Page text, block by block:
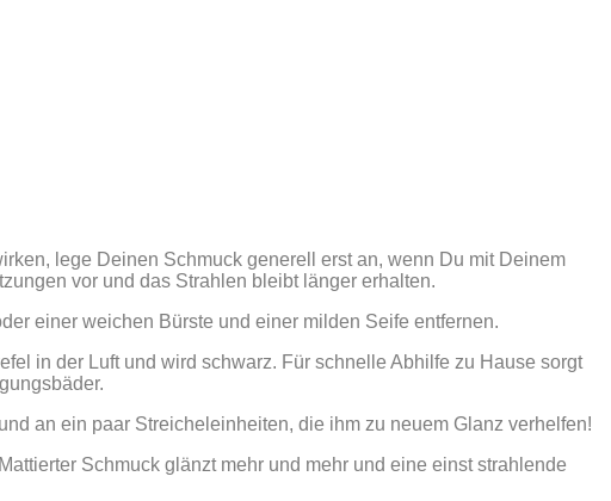
lege Deinen Schmuck generell erst an, wenn Du mit Deinem
vor und das Strahlen bleibt länger erhalten.
einer weichen Bürste und einer milden Seife entfernen.
in der Luft und wird schwarz. Für schnelle Abhilfe zu Hause sorgt
an ein paar Streicheleinheiten, die ihm zu neuem Glanz verhelfen!
Schmuck glänzt mehr und mehr und eine einst strahlende